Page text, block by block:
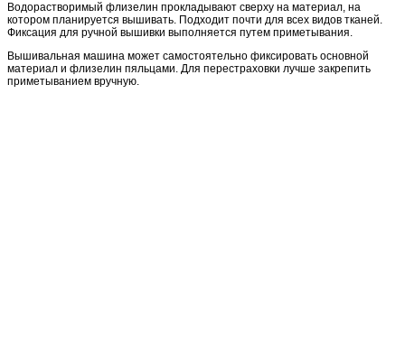
Водорастворимый флизелин прокладывают сверху на материал, на
котором планируется вышивать. Подходит почти для всех видов тканей.
Фиксация для ручной вышивки выполняется путем приметывания.
Вышивальная машина может самостоятельно фиксировать основной
материал и флизелин пяльцами. Для перестраховки лучше закрепить
приметыванием вручную.